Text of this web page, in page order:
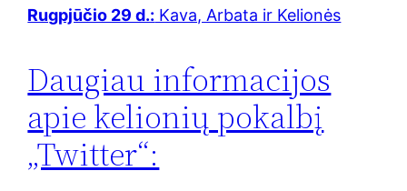
Rugpjūčio 29 d.: Kava, Arbata ir Kelionės
Daugiau informacijos
apie kelionių pokalbį
„Twitter“: